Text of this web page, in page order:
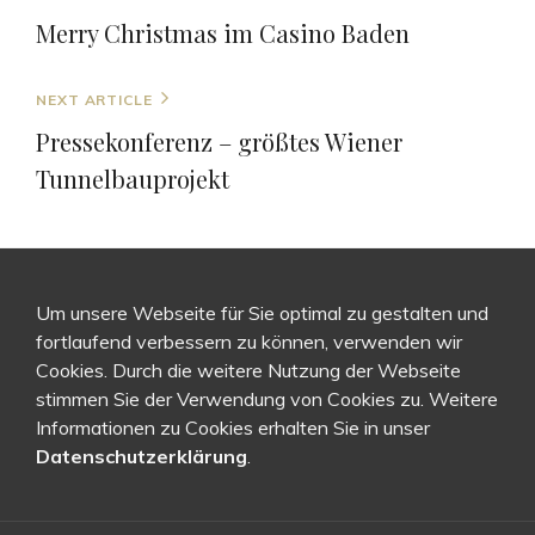
Navigation
Post
Merry Christmas im Casino Baden
Next
Post
NEXT ARTICLE
Pressekonferenz – größtes Wiener
Tunnelbauprojekt
Um unsere Webseite für Sie optimal zu gestalten und
fortlaufend verbessern zu können, verwenden wir
Cookies. Durch die weitere Nutzung der Webseite
stimmen Sie der Verwendung von Cookies zu. Weitere
Informationen zu Cookies erhalten Sie in unser
Datenschutzerklärung.